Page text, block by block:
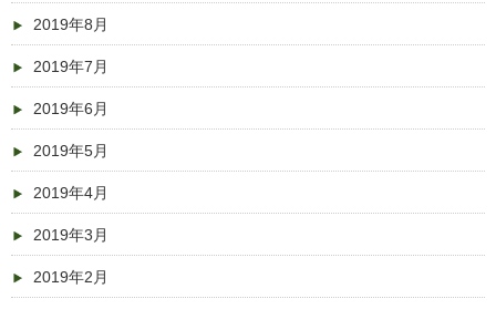
2019年8月
2019年7月
2019年6月
2019年5月
2019年4月
2019年3月
2019年2月